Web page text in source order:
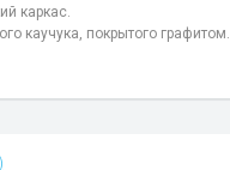
каркас.
каучука, покрытого графитом.